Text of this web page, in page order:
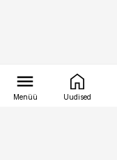
Menüü Uudised